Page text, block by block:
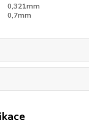
0,321mm
0,7mm